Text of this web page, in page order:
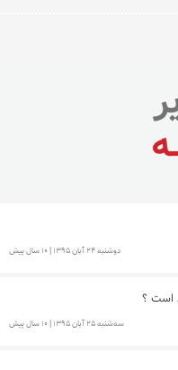
دوشنبه 24 آبان 1395 | 10 سال پیش
است ؟
سه‌شنبه 25 آبان 1395 | 10 سال پیش